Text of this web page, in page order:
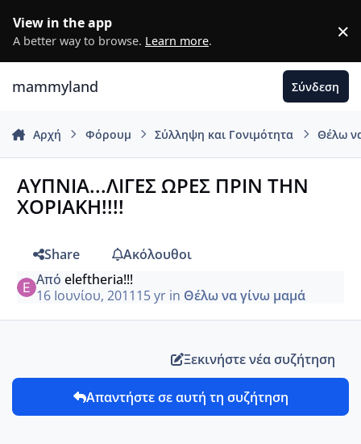
View in the app
A better way to browse. Learn more. ×
mammyland Σύνδεση
Αρχή Φόρουμ Σύλληψη και Γονιμότητα Θέλω
ΑΥΠΝΙΑ...ΛΙΓΕΣ ΩΡΕΣ ΠΡΙΝ ΤΗΝ
ΧΟΡΙΑΚΗ!!!!
Share
Ακόλουθοι
Από eleftheria!!!
16 Ιουνίου, 201115 yrin Θέλω να γίνω μαμά
Ξεκινήστε νέα συζήτηση
Απαντήστε σε αυτή τη συζήτηση